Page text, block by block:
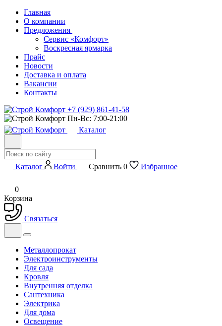
Главная
О компании
Предложения
Сервис «Комфорт»
Воскресная ярмарка
Прайс
Новости
Доставка и оплата
Вакансии
Контакты
+7 (929) 861-41-58
Пн-Вс: 7:00-21:00
Каталог
Каталог Войти Сравнить 0 Избранное
0
Корзина
Связаться
Металлопрокат
Электроинструменты
Для сада
Кровля
Внутренняя отделка
Сантехника
Электрика
Для дома
Освещение